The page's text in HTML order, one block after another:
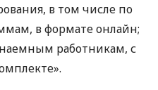
в том числе по
в формате онлайн;
работникам, с